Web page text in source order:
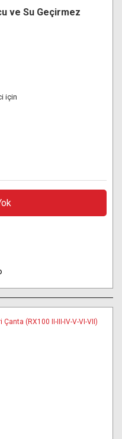
ve Su Geçirmez
için